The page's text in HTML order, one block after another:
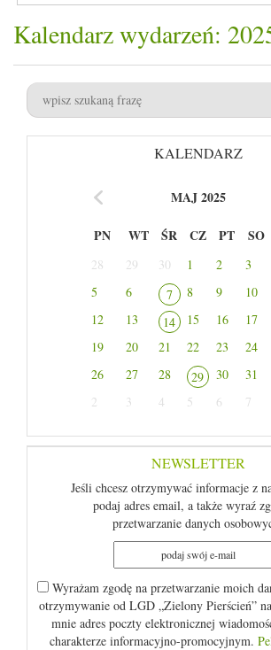
Kalendarz wydarzeń:
KALENDARZ
MAJ 2025
PN WT ŚR CZ PT SO
28 29 30 1 2 3
5
6 7 8 9 10
12
13 14 15 16 17
19
20 21 22 23 24
26
27 28 29 30 31
2
3 4 5 6 7
NEWSLETTER
Jeśli chcesz otrzymywać informacje z
podaj adres email, a także wyraź
przetwarzanie danych
Wyrażam zgodę na przetwarzanie moich
otrzymywanie od LGD „Zielony Pierścień”
mnie adres poczty elektronicznej
charakterze informacyjno-promocyjnym.